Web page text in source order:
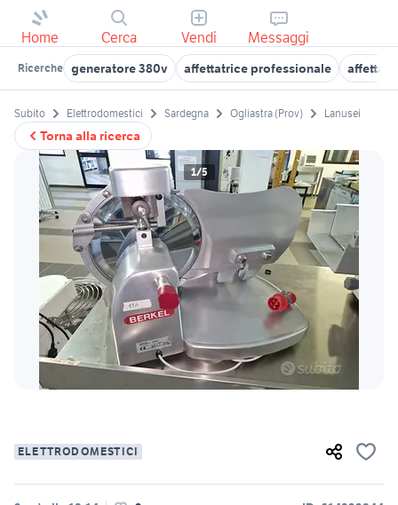
Home Cerca Vendi Messaggi
Ricerche generatore 380v affettatrice professionale
Torna alla ricerca
Subito Elettrodomestici Sardegna Ogliastra (Prov) Lanusei
1/5
ELETTRODOMESTICI